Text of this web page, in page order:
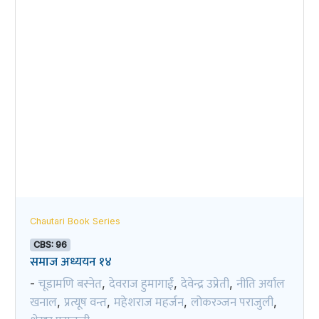
Chautari Book Series
CBS: 96
समाज अध्ययन १४
- चूडामणि बस्नेत, देवराज हुमागाईं, देवेन्द्र उप्रेती, नीति अर्याल
खनाल, प्रत्यूष वन्त, महेशराज महर्जन, लोकरञ्‍जन पराजुली,